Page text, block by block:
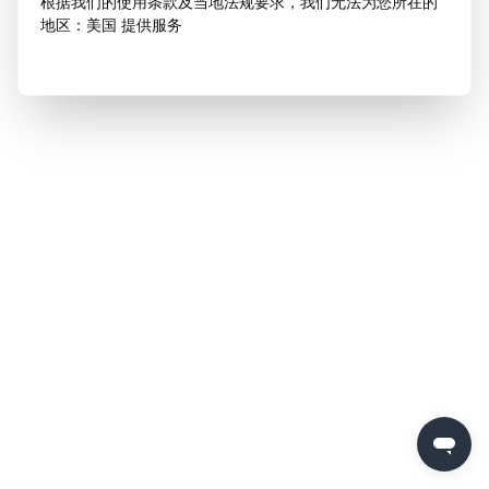
地区：美国 提供服务